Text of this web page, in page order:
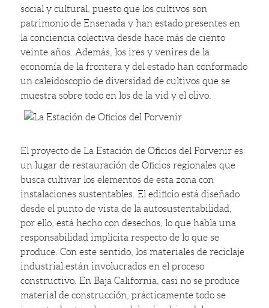
social y cultural, puesto que los cultivos son
patrimonio de Ensenada y han estado presentes en
la conciencia colectiva desde hace más de ciento
veinte años. Además, los ires y venires de la
economía de la frontera y del estado han conformado
un caleidoscopio de diversidad de cultivos que se
muestra sobre todo en los de la vid y el olivo.
El proyecto de La Estación de Oficios del Porvenir es
un lugar de restauración de Oficios regionales que
busca cultivar los elementos de esta zona con
instalaciones sustentables. El edificio está diseñado
desde el punto de vista de la autosustentabilidad,
por ello, está hecho con desechos, lo que habla una
responsabilidad implícita respecto de lo que se
produce. Con este sentido, los materiales de reciclaje
industrial están involucrados en el proceso
constructivo. En Baja California, casi no se produce
material de construcción, prácticamente todo se